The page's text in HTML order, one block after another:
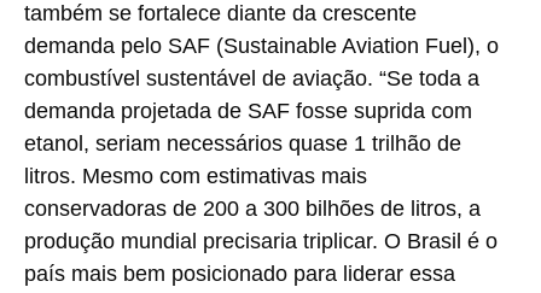
também se fortalece diante da crescente
demanda pelo SAF (Sustainable Aviation Fuel), o
combustível sustentável de aviação. “Se toda a
demanda projetada de SAF fosse suprida com
etanol, seriam necessários quase 1 trilhão de
litros. Mesmo com estimativas mais
conservadoras de 200 a 300 bilhões de litros, a
produção mundial precisaria triplicar. O Brasil é o
país mais bem posicionado para liderar essa